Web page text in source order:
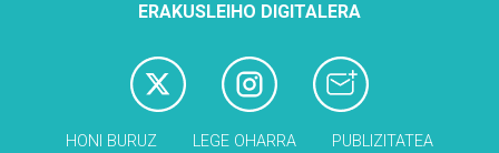
ERAKUSLEIHO DIGITALERA
HONI BURUZ LEGE OHARRA PUBLIZITATEA